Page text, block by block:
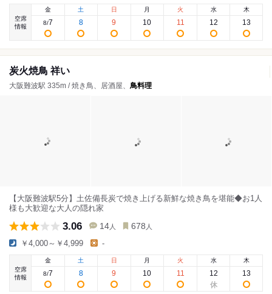
空席
情報
金
8/7
土
8
日
9
月
10
火
11
水
12
木
13
炭火焼鳥 祥い
大阪難波駅 335m / 焼き鳥、居酒屋、 鳥料理
【大阪難波駅5分】土佐備長炭で焼き上げる新鮮な焼き鳥を堪能◆お1人
様も大歓迎な大人の隠れ家
3.06 14 人 678 人
￥4,000～￥4,999 -
空席
情報
金
8/7
土
8
日
9
月
10
火
11
水
12
木
13